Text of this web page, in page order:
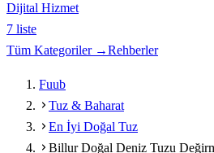
Dijital Hizmet
7 liste
Tüm Kategoriler →Rehberler
Fuub
Tuz & Baharat
En İyi Doğal Tuz
Billur Doğal Deniz Tuzu